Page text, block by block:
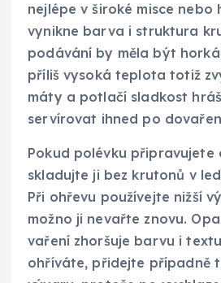
nejlépe v široké misce nebo
vynikne barva i struktura
podávání by měla být
příliš vysoká teplota totiž
máty a potlačí sladkost
servírovat ihned po
Pokud polévku připravujete
skladujte ji bez krutonů v
Při ohřevu používejte nižší
možno ji nevařte znovu.
vaření zhoršuje barvu i
ohříváte, přidejte případně